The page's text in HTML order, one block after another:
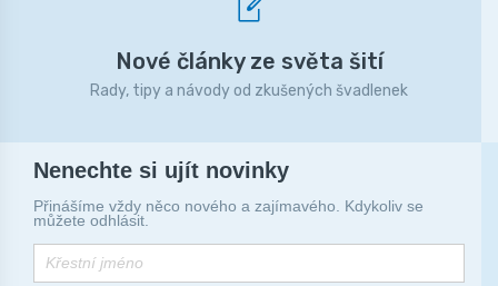
Nové články ze světa šití
Rady, tipy a návody od zkušených švadlenek
Nenechte si ujít novinky
Přinášíme vždy něco nového a zajímavého. Kdykoliv se
můžete odhlásit.